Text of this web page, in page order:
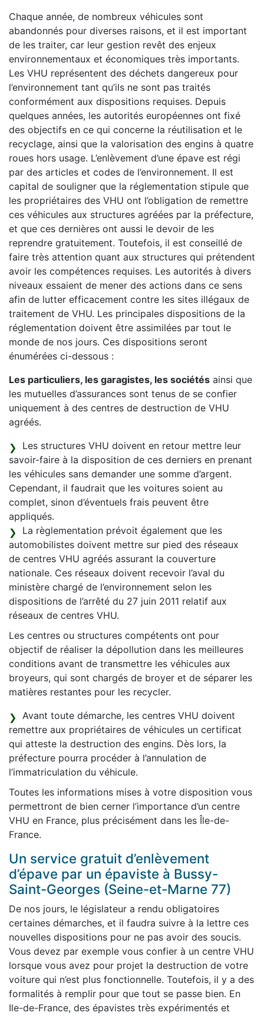
Chaque année, de nombreux véhicules sont
abandonnés pour diverses raisons, et il est important
de les traiter, car leur gestion revêt des enjeux
environnementaux et économiques très importants.
Les VHU représentent des déchets dangereux pour
l’environnement tant qu’ils ne sont pas traités
conformément aux dispositions requises. Depuis
quelques années, les autorités européennes ont fixé
des objectifs en ce qui concerne la réutilisation et le
recyclage, ainsi que la valorisation des engins à quatre
roues hors usage. L’enlèvement d’une épave est régi
par des articles et codes de l’environnement. Il est
capital de souligner que la réglementation stipule que
les propriétaires des VHU ont l’obligation de remettre
ces véhicules aux structures agréées par la préfecture,
et que ces dernières ont aussi le devoir de les
reprendre gratuitement. Toutefois, il est conseillé de
faire très attention quant aux structures qui prétendent
avoir les compétences requises. Les autorités à divers
niveaux essaient de mener des actions dans ce sens
afin de lutter efficacement contre les sites illégaux de
traitement de VHU. Les principales dispositions de la
réglementation doivent être assimilées par tout le
monde de nos jours. Ces dispositions seront
énumérées ci-dessous :
Les particuliers, les garagistes, les sociétés ainsi que
les mutuelles d’assurances sont tenus de se confier
uniquement à des centres de destruction de VHU
agréés.
Les structures VHU doivent en retour mettre leur
savoir-faire à la disposition de ces derniers en prenant
les véhicules sans demander une somme d’argent.
Cependant, il faudrait que les voitures soient au
complet, sinon d’éventuels frais peuvent être
appliqués.
La règlementation prévoit également que les
automobilistes doivent mettre sur pied des réseaux
de centres VHU agréés assurant la couverture
nationale. Ces réseaux doivent recevoir l’aval du
ministère chargé de l’environnement selon les
dispositions de l’arrêté du 27 juin 2011 relatif aux
réseaux de centres VHU.
Les centres ou structures compétents ont pour
objectif de réaliser la dépollution dans les meilleures
conditions avant de transmettre les véhicules aux
broyeurs, qui sont chargés de broyer et de séparer les
matières restantes pour les recycler.
Avant toute démarche, les centres VHU doivent
remettre aux propriétaires de véhicules un certificat
qui atteste la destruction des engins. Dès lors, la
préfecture pourra procéder à l’annulation de
l’immatriculation du véhicule.
Toutes les informations mises à votre disposition vous
permettront de bien cerner l’importance d’un centre
VHU en France, plus précisément dans les Île-de-
France.
Un service gratuit d’enlèvement
d’épave par un épaviste à Bussy-
Saint-Georges (Seine-et-Marne 77)
De nos jours, le législateur a rendu obligatoires
certaines démarches, et il faudra suivre à la lettre ces
nouvelles dispositions pour ne pas avoir des soucis.
Vous devez par exemple vous confier à un centre VHU
lorsque vous avez pour projet la destruction de votre
voiture qui n’est plus fonctionnelle. Toutefois, il y a des
formalités à remplir pour que tout se passe bien. En
Ile-de-France, des épavistes très expérimentés et